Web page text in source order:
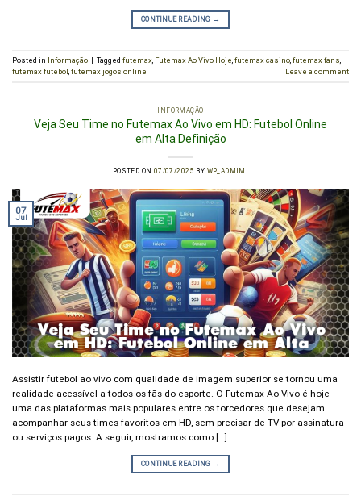
CONTINUE READING →
Posted in Informação | Tagged futemax Futemax Ao Vivo Hoje futemax casino futemax fans
futemax futebol futemax jogos online Leave a comment
INFORMAÇÃO
Veja Seu Time no Futemax Ao Vivo em HD: Futebol Online
em Alta Definição
POSTED ON 07/07/2025 BY WP_ADMIMI
07
Jul
Assistir futebol ao vivo com qualidade de imagem superior se tornou uma
realidade acessível a todos os fãs do esporte. O Futemax Ao Vivo é hoje
uma das plataformas mais populares entre os torcedores que desejam
acompanhar seus times favoritos em HD, sem precisar de TV por assinatura
ou serviços pagos. A seguir, mostramos como […]
CONTINUE READING →